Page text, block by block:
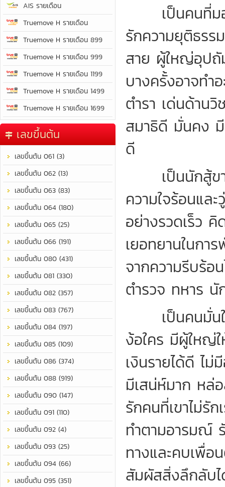
AIS รายเดือน
Truemove H รายเดือน
Truemove H รายเดือน 899
Truemove H รายเดือน 999
Truemove H รายเดือน 1199
Truemove H รายเดือน 1499
Truemove H รายเดือน 1699
เลขขึ้นต้น
เลขขึ้นต้น 061 (3)
เลขขึ้นต้น 062 (13)
เลขขึ้นต้น 063 (83)
เลขขึ้นต้น 064 (180)
เลขขึ้นต้น 065 (25)
เลขขึ้นต้น 066 (191)
เลขขึ้นต้น 080 (431)
เลขขึ้นต้น 081 (330)
เลขขึ้นต้น 082 (357)
เลขขึ้นต้น 083 (767)
เลขขึ้นต้น 084 (197)
เลขขึ้นต้น 085 (109)
เลขขึ้นต้น 086 (374)
เลขขึ้นต้น 088 (919)
เลขขึ้นต้น 090 (147)
เลขขึ้นต้น 091 (110)
เลขขึ้นต้น 092 (4)
เลขขึ้นต้น 093 (25)
เลขขึ้นต้น 094 (66)
เลขขึ้นต้น 095 (351)
เป็นคนที่มอง
รักความยุติธร
สาย ผู้ใหญ่อุปถั
บางครั้งอาจทำอ
ตำรา เด่นด้าน
สมาธิดี มั่นคง
ดี
เป็นนักสู้ขา
ความใจร้อนแล
อย่างรวดเร็ว คิ
เยอทยานในก
จากความรีบร้อ
ตำรวจ ทหาร นั
เป็นคนมั่นใจ
ง้อใคร มีผู้ใหญ่
เงินรายได้ดี ไม่
มีเสน่ห์มาก หล่
รักคนที่เขาไม่รั
ทำตามอารมณ์
ทางและคบเพื่อ
สัมผัสสิ่งลึกลับ